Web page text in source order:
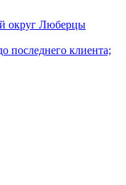
округ Люберцы
последнего клиента;